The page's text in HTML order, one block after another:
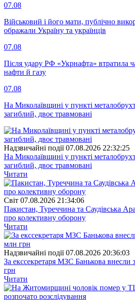
07.08
Військовий і його мати, публічно
ображали Україну та українців
07.08
Після удару РФ «Укрнафта» втратила
нафти й газу
07.08
На Миколаївщині у пункті
загиблий, двоє травмовані
Надзвичайні події 07.08.2026 22:32:25
На Миколаївщині у пункті
загиблий, двоє травмовані
Читати
Свiт 07.08.2026 21:34:06
Пакистан, Туреччина та Саудівська
про колективну оборону
Читати
Надзвичайні події 07.08.2026 20:36:03
За екссекретаря МЗС Банькова внесли
грн
Читати